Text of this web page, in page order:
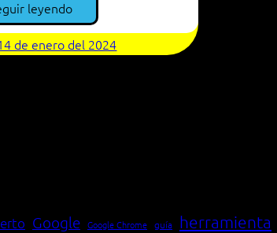
leyendo
de enero del 2024
Google Google Chrome guía herramienta